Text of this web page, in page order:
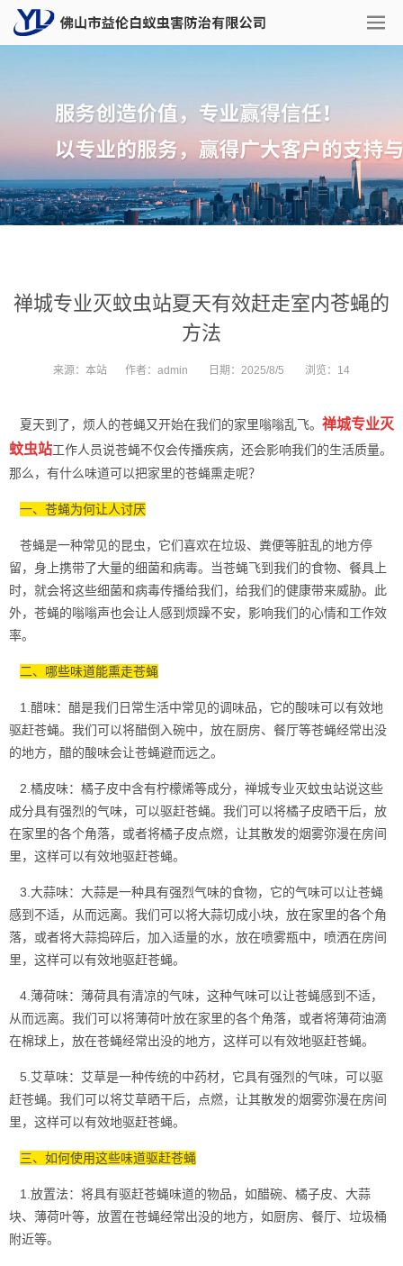
禅城专业灭蚊虫站夏天有效赶走室内苍蝇的
方法
来源： 本站 作者： admin 日期： 2025/8/5 浏览： 14
夏天到了，烦人的苍蝇又开始在我们的家里嗡嗡乱飞。 禅城专业灭
蚊虫站工作人员说苍蝇不仅会传播疾病，还会影响我们的生活质量。
那么，有什么味道可以把家里的苍蝇熏走呢？
一、苍蝇为何让人讨厌
苍蝇是一种常见的昆虫，它们喜欢在垃圾、粪便等脏乱的地方停
留，身上携带了大量的细菌和病毒。当苍蝇飞到我们的食物、餐具上
时，就会将这些细菌和病毒传播给我们，给我们的健康带来威胁。此
外，苍蝇的嗡嗡声也会让人感到烦躁不安，影响我们的心情和工作效
率。
二、哪些味道能熏走苍蝇
1.醋味：醋是我们日常生活中常见的调味品，它的酸味可以有效地
驱赶苍蝇。我们可以将醋倒入碗中，放在厨房、餐厅等苍蝇经常出没
的地方，醋的酸味会让苍蝇避而远之。
2.橘皮味：橘子皮中含有柠檬烯等成分，禅城专业灭蚊虫站说这些
成分具有强烈的气味，可以驱赶苍蝇。我们可以将橘子皮晒干后，放
在家里的各个角落，或者将橘子皮点燃，让其散发的烟雾弥漫在房间
里，这样可以有效地驱赶苍蝇。
3.大蒜味：大蒜是一种具有强烈气味的食物，它的气味可以让苍蝇
感到不适，从而远离。我们可以将大蒜切成小块，放在家里的各个角
落，或者将大蒜捣碎后，加入适量的水，放在喷雾瓶中，喷洒在房间
里，这样可以有效地驱赶苍蝇。
4.薄荷味：薄荷具有清凉的气味，这种气味可以让苍蝇感到不适，
从而远离。我们可以将薄荷叶放在家里的各个角落，或者将薄荷油滴
在棉球上，放在苍蝇经常出没的地方，这样可以有效地驱赶苍蝇。
5.艾草味：艾草是一种传统的中药材，它具有强烈的气味，可以驱
赶苍蝇。我们可以将艾草晒干后，点燃，让其散发的烟雾弥漫在房间
里，这样可以有效地驱赶苍蝇。
三、如何使用这些味道驱赶苍蝇
1.放置法：将具有驱赶苍蝇味道的物品，如醋碗、橘子皮、大蒜
块、薄荷叶等，放置在苍蝇经常出没的地方，如厨房、餐厅、垃圾桶
附近等。